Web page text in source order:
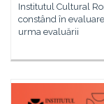
Institutul Cultural
constând în
urma evaluării